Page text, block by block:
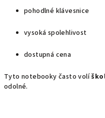
pohodlné klávesnice
vysoká spolehlivost
dostupná cena
Tyto notebooky často volí
odolné.